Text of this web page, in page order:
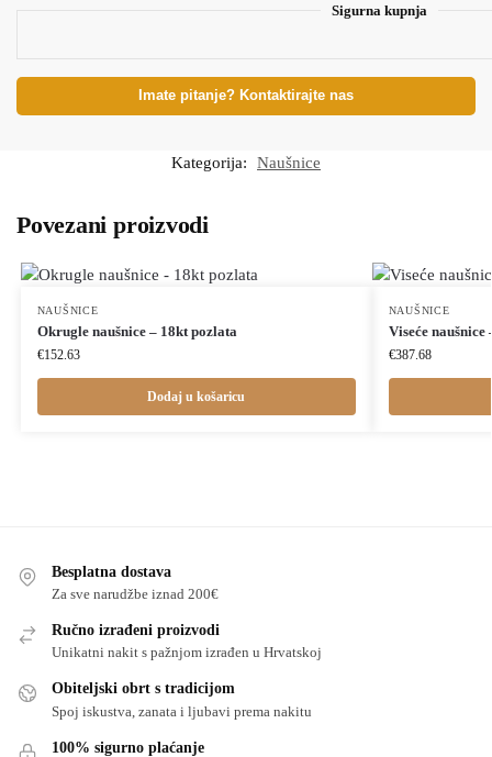
Sigurna kupnja
Imate pitanje? Kontaktirajte nas
Kategorija: Naušnice
Povezani proizvodi
NAUŠNICE
Okrugle naušnice – 18kt pozlata
€152.63
Dodaj u košaricu
NAUŠNICE
Viseće
€387.68
Besplatna dostava
Za sve narudžbe iznad 200€
Ručno izrađeni proizvodi
Unikatni nakit s pažnjom izrađen u Hrvatskoj
Obiteljski obrt s tradicijom
Spoj iskustva, zanata i ljubavi prema nakitu
100% sigurno plaćanje